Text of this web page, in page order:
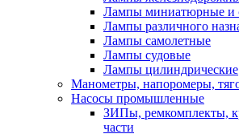
Лампы миниатюрные и
Лампы различного
Лампы самолетные
Лампы судовые
Лампы цилиндрические
Манометры, напоромеры,
Насосы промышленные
ЗИПы, ремкомплекты,
части